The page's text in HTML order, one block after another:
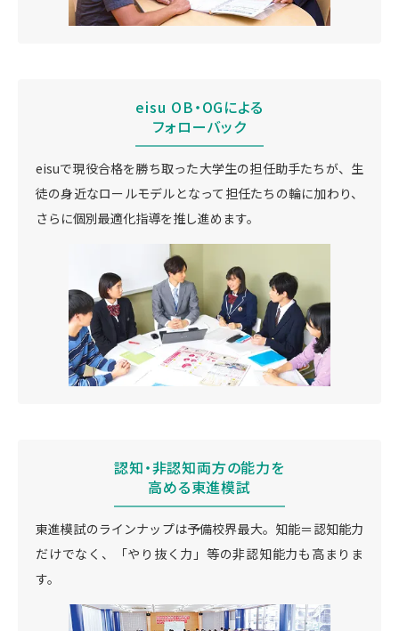
eisu OB・OGによる
フォローバック
eisuで現役合格を勝ち取った大学生の担任助手たちが、生
徒の身近なロールモデルとなって担任たちの輪に加わり、
さらに個別最適化指導を推し進めます。
認知・非認知両方の能力を
高める東進模試
東進模試のラインナップは予備校界最大。知能＝認知能力
だけでなく、「やり抜く力」等の非認知能力も高まりま
す。